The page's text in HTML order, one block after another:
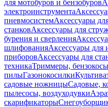
для мотобуров и бензобуров
электроинструмента
пневмосистемАксессуары
станковАксессуары для
бурения и сверления
шлифованияАксессуары для
приборовАксессуары для
техникаТриммеры, бензокосы
пилыГазонокосилки
садовые ножницыСадовые,
пылесосы, воздуходувки
скарификаторы